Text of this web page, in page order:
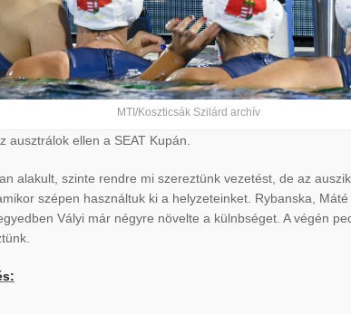
MTI/Koszticsák Szilárd archív
ausztrálok ellen a SEAT Kupán.
alakult, szinte rendre mi szereztünk vezetést, de az
szépen használtuk ki a helyzeteinket. Rybanska,
Vályi már négyre növelte a külnbséget. A végén